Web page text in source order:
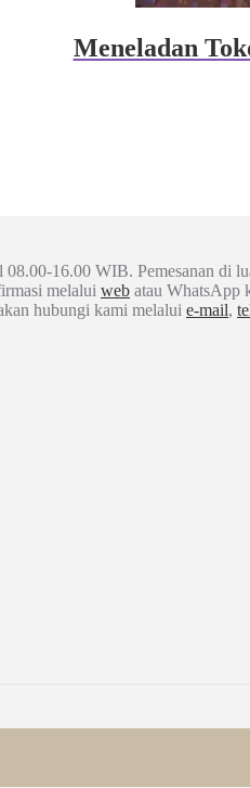
Meneladan
16.00 WIB. Pemesanan di
melalui web atau WhatsApp
hubungi kami melalui e-mail,